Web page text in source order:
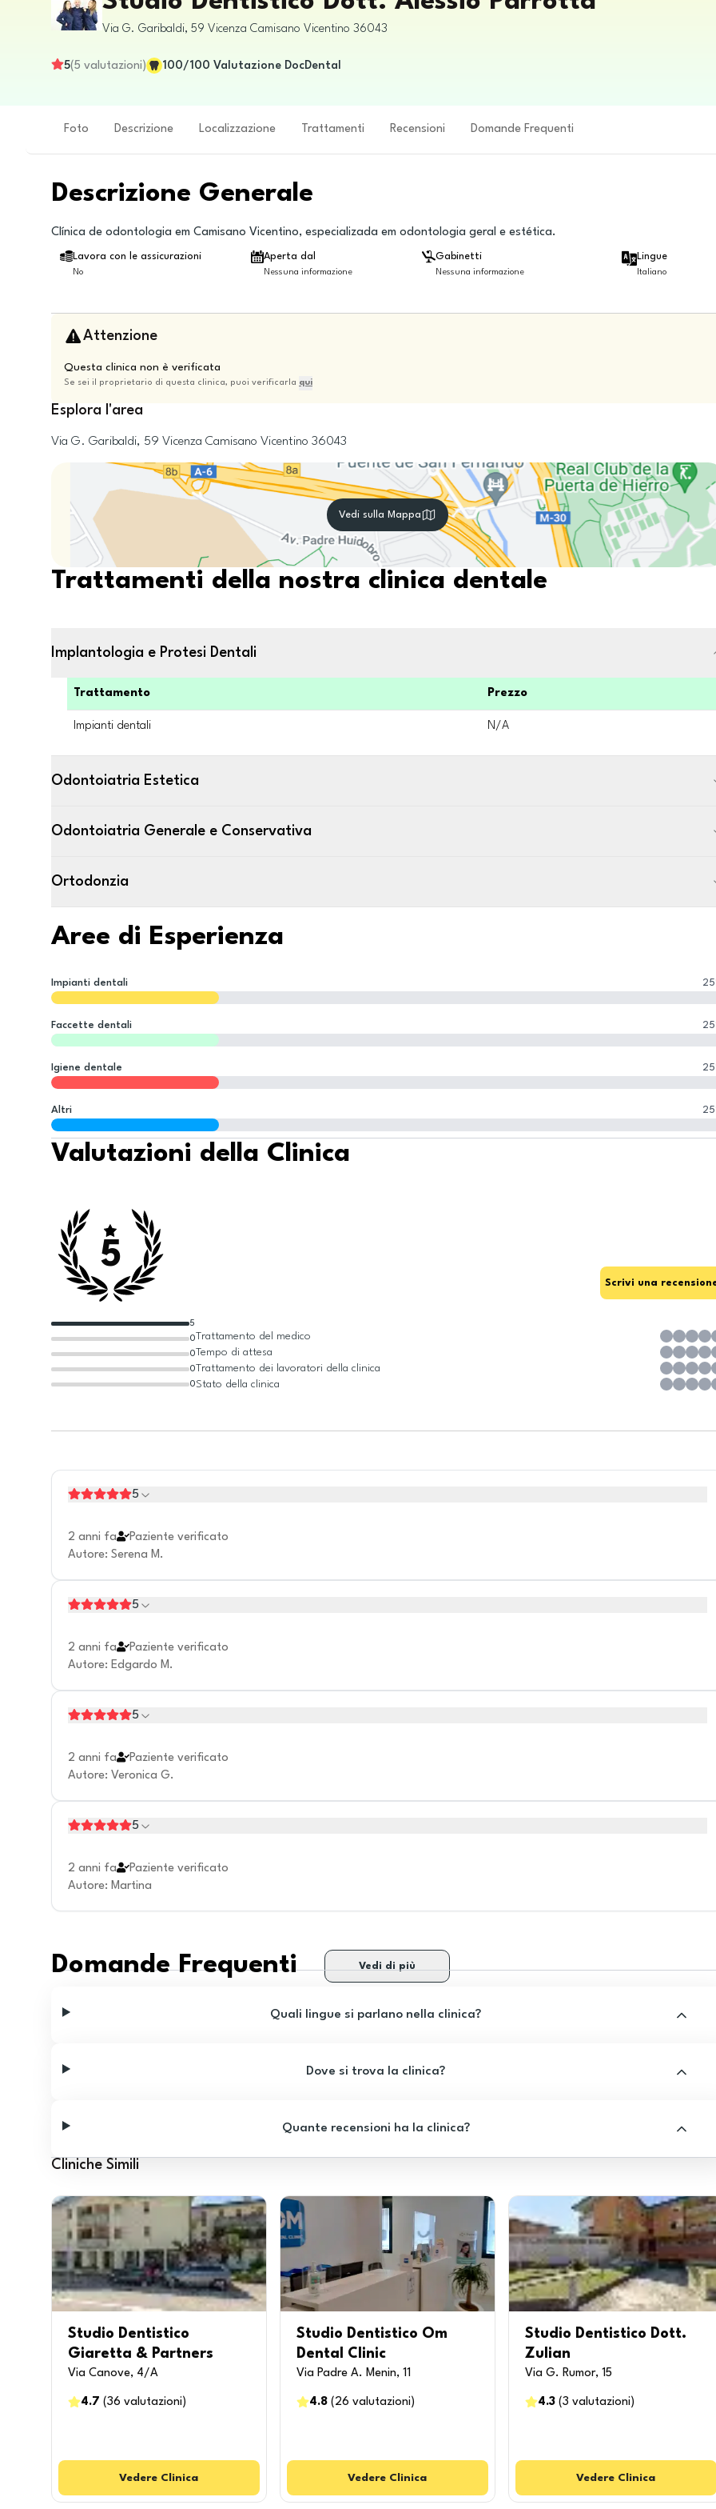
Via G. Garibaldi, 59 Vicenza Camisano Vicentino 36043
5(5 valutazioni) 100/100 Valutazione DocDental
Foto Descrizione Localizzazione Trattamenti Recensioni Domande Frequenti
Descrizione Generale
Clínica de odontologia em Camisano Vicentino, especializada em odontologia geral e estética.
Lavora con le assicurazioni
No
Aperta dal
Nessuna informazione
Gabinetti
Nessuna informazione
Lingue
Italiano
Attenzione
Questa clinica non è verificata
Se sei il proprietario di questa clinica, puoi verificarla qui
Esplora l'area
Via G. Garibaldi, 59 Vicenza Camisano Vicentino 36043
Vedi sulla Mappa
Trattamenti della nostra clinica dentale
Implantologia e Protesi Dentali
Trattamento Prezzo
Impianti dentali N/A
Odontoiatria Estetica
Odontoiatria Generale e Conservativa
Ortodonzia
Aree di Esperienza
Impianti dentali 25
Faccette dentali 25
Igiene dentale 25
Altri 25
Valutazioni della Clinica
5
0
0
0
0
5
Scrivi una
Trattamento del medico
Tempo di attesa
Trattamento dei lavoratori della clinica
Stato della clinica
5
2 anni fa
Paziente verificato
Autore: Serena M.
5
2 anni fa
Paziente verificato
Autore: Edgardo M.
5
2 anni fa
Paziente verificato
Autore: Veronica G.
5
2 anni fa
Paziente verificato
Autore: Martina
Vedi di più
Domande Frequenti
Quali lingue si parlano nella clinica?
Dove si trova la clinica?
Quante recensioni ha la clinica?
Cliniche Simili
Studio Dentistico
Giaretta & Partners
Via Canove, 4/A
4.7 (36 valutazioni )
Vedere Clinica
Studio Dentistico Om
Dental Clinic
Via Padre A. Menin, 11
4.8( 26 valutazioni )
Vedere Clinica
Studio Dentistico Dott.
Zulian
Via G. Rumor, 15
4.3(3 valutazioni )
Vedere Clinica